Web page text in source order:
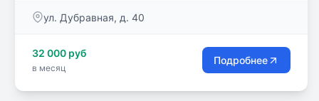
ул. Дубравная, д. 40
32 000 руб
в месяц
Подробнее